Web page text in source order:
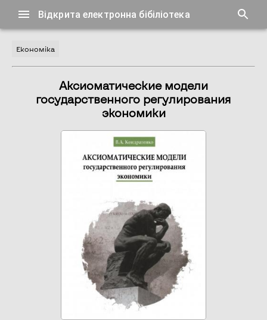
Відкрита електронна бібіліотека
Економіка
Аксиоматические модели
государственного регулирования
экономики